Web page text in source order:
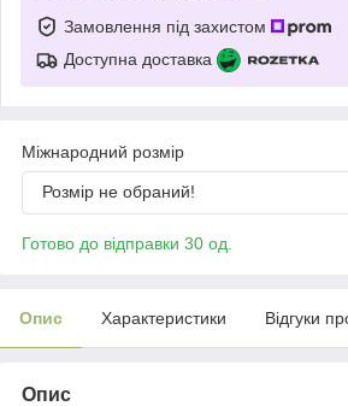
Замовлення під захистом
Доступна доставка
Міжнародний розмір
Розмір не обраний!
Готово до відправки 30 од.
Опис Характеристики Відгуки
Опис